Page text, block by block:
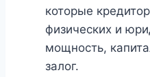
которые
физических и
мощность,
залог.